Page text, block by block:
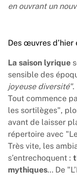
en ouvrant un
Des œuvres d’hier
La saison lyrique
sensible des
joyeuse diversité".
Tout commence
les sortilèges",
avant de laisser
répertoire avec
Très vite, les
s’entrechoquent :
mythiques… De